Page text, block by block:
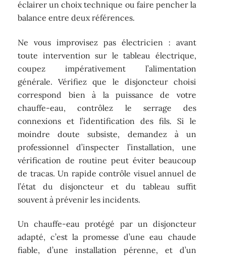
éclairer un choix technique ou faire pencher la
balance entre deux références.
Ne vous improvisez pas électricien : avant
toute intervention sur le tableau électrique,
coupez impérativement l’alimentation
générale. Vérifiez que le disjoncteur choisi
correspond bien à la puissance de votre
chauffe-eau, contrôlez le serrage des
connexions et l’identification des fils. Si le
moindre doute subsiste, demandez à un
professionnel d’inspecter l’installation, une
vérification de routine peut éviter beaucoup
de tracas. Un rapide contrôle visuel annuel de
l’état du disjoncteur et du tableau suffit
souvent à prévenir les incidents.
Un chauffe-eau protégé par un disjoncteur
adapté, c’est la promesse d’une eau chaude
fiable, d’une installation pérenne, et d’un